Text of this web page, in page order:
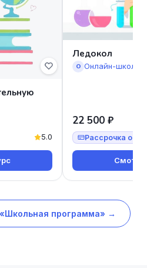
5.0
Ледокол
О Онлайн-школа
22 500 ₽
Рассрочка от
программа» →